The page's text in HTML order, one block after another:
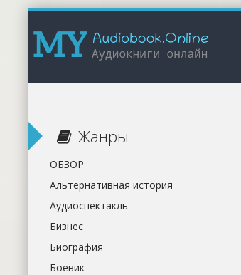
Жанры
ОБЗОР
Альтернативная история
Аудиоспектакль
Бизнес
Биография
Боевик